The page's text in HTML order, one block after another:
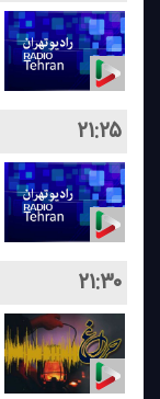
۲۱:۲۵
۲۱:۳۰